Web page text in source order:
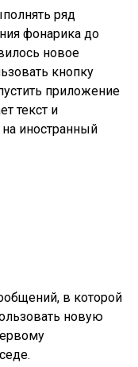
ряд
фонарика до
новое
кнопку
приложение
текст и
иностранный
в которой
новую